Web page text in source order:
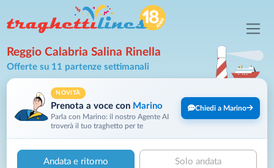
Reggio Calabria Salina Rinella
Offerte su 11 partenze settimanali
NOVITÀ
Prenota a voce con Marino
Parla con Marino: il nostro Agente AI
troverà il tuo traghetto per te
Chiedi a Marino
Andata e ritorno Solo andata